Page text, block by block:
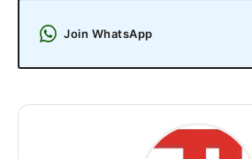
Join WhatsApp